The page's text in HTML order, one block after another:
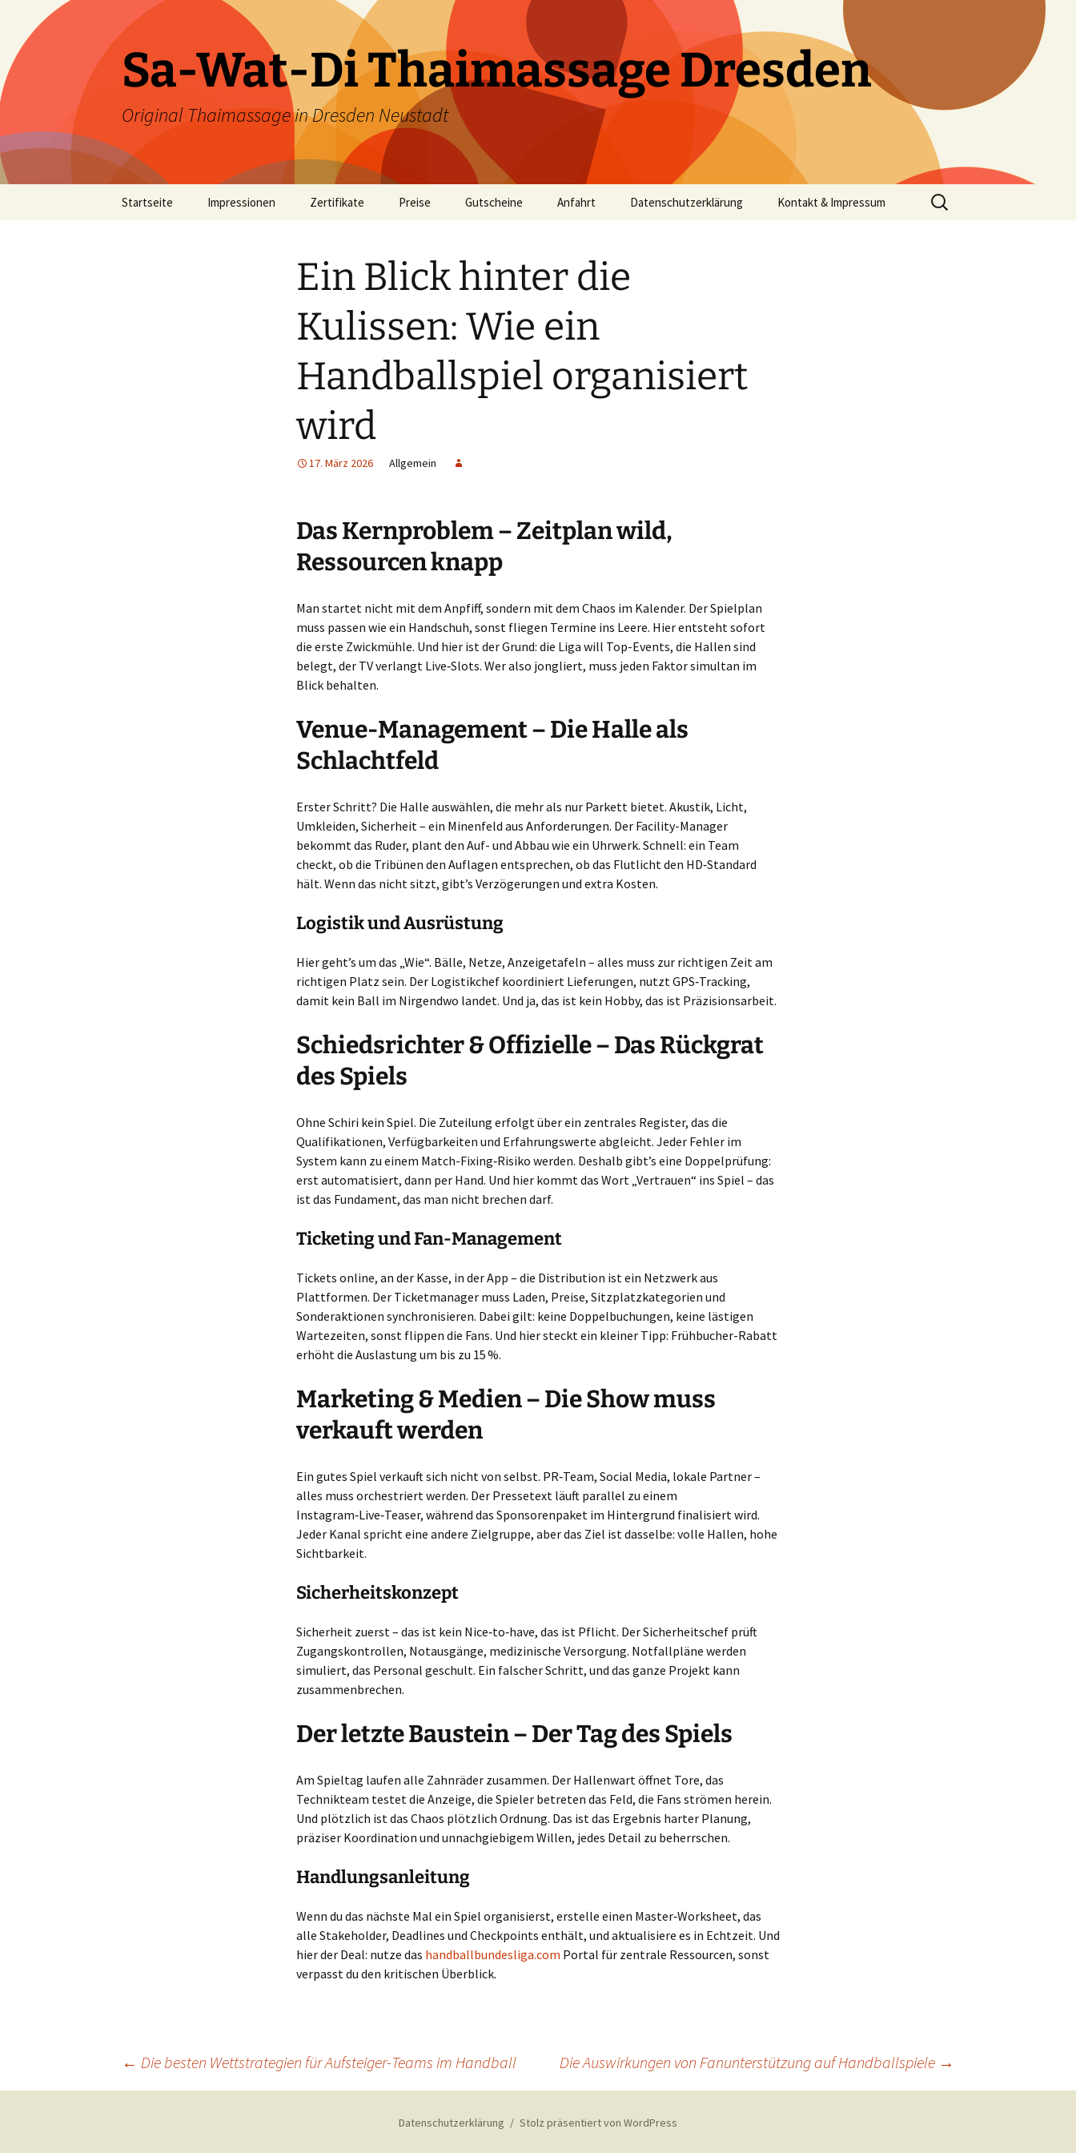
Inhalt
springen
Sa-Wat-Di Thaimassage Dresden
Original Thaimassage in Dresden Neustadt
Startseite Impressionen Zertifikate Preise Gutscheine Anfahrt Datenschutzerklärung Kontakt & Impressum
Suchen
nach:
Ein Blick hinter die
Kulissen: Wie ein
Handballspiel organisiert
wird
17. März 2026 Allgemein
Das Kernproblem – Zeitplan wild,
Ressourcen knapp
Man startet nicht mit dem Anpfiff, sondern mit dem Chaos im Kalender. Der Spielplan
muss passen wie ein Handschuh, sonst fliegen Termine ins Leere. Hier entsteht sofort
die erste Zwickmühle. Und hier ist der Grund: die Liga will Top-Events, die Hallen sind
belegt, der TV verlangt Live‑Slots. Wer also jongliert, muss jeden Faktor simultan im
Blick behalten.
Venue-Management – Die Halle als
Schlachtfeld
Erster Schritt? Die Halle auswählen, die mehr als nur Parkett bietet. Akustik, Licht,
Umkleiden, Sicherheit – ein Minenfeld aus Anforderungen. Der Facility-Manager
bekommt das Ruder, plant den Auf- und Abbau wie ein Uhrwerk. Schnell: ein Team
checkt, ob die Tribünen den Auflagen entsprechen, ob das Flutlicht den HD‑Standard
hält. Wenn das nicht sitzt, gibt’s Verzögerungen und extra Kosten.
Logistik und Ausrüstung
Hier geht’s um das „Wie“. Bälle, Netze, Anzeigetafeln – alles muss zur richtigen Zeit am
richtigen Platz sein. Der Logistikchef koordiniert Lieferungen, nutzt GPS‑Tracking,
damit kein Ball im Nirgendwo landet. Und ja, das ist kein Hobby, das ist Präzisionsarbeit.
Schiedsrichter & Offizielle – Das Rückgrat
des Spiels
Ohne Schiri kein Spiel. Die Zuteilung erfolgt über ein zentrales Register, das die
Qualifikationen, Verfügbarkeiten und Erfahrungswerte abgleicht. Jeder Fehler im
System kann zu einem Match-Fixing‑Risiko werden. Deshalb gibt’s eine Doppelprüfung:
erst automatisiert, dann per Hand. Und hier kommt das Wort „Vertrauen“ ins Spiel – das
ist das Fundament, das man nicht brechen darf.
Ticketing und Fan-Management
Tickets online, an der Kasse, in der App – die Distribution ist ein Netzwerk aus
Plattformen. Der Ticketmanager muss Laden, Preise, Sitzplatzkategorien und
Sonderaktionen synchronisieren. Dabei gilt: keine Doppelbuchungen, keine lästigen
Wartezeiten, sonst flippen die Fans. Und hier steckt ein kleiner Tipp: Frühbucher-Rabatt
erhöht die Auslastung um bis zu 15 %.
Marketing & Medien – Die Show muss
verkauft werden
Ein gutes Spiel verkauft sich nicht von selbst. PR‑Team, Social Media, lokale Partner –
alles muss orchestriert werden. Der Pressetext läuft parallel zu einem
Instagram‑Live‑Teaser, während das Sponsorenpaket im Hintergrund finalisiert wird.
Jeder Kanal spricht eine andere Zielgruppe, aber das Ziel ist dasselbe: volle Hallen, hohe
Sichtbarkeit.
Sicherheitskonzept
Sicherheit zuerst – das ist kein Nice‑to‑have, das ist Pflicht. Der Sicherheitschef prüft
Zugangskontrollen, Notausgänge, medizinische Versorgung. Notfallpläne werden
simuliert, das Personal geschult. Ein falscher Schritt, und das ganze Projekt kann
zusammenbrechen.
Der letzte Baustein – Der Tag des Spiels
Am Spieltag laufen alle Zahnräder zusammen. Der Hallenwart öffnet Tore, das
Technikteam testet die Anzeige, die Spieler betreten das Feld, die Fans strömen herein.
Und plötzlich ist das Chaos plötzlich Ordnung. Das ist das Ergebnis harter Planung,
präziser Koordination und unnachgiebigem Willen, jedes Detail zu beherrschen.
Handlungsanleitung
Wenn du das nächste Mal ein Spiel organisierst, erstelle einen Master‑Worksheet, das
alle Stakeholder, Deadlines und Checkpoints enthält, und aktualisiere es in Echtzeit. Und
hier der Deal: nutze das handballbundesliga.com Portal für zentrale Ressourcen, sonst
verpasst du den kritischen Überblick.
Beitragsnavigation
← Die besten Wettstrategien für Aufsteiger-Teams im Handball Die Auswirkungen von Fanunterstützung auf Handballspiele →
Datenschutzerklärung Stolz präsentiert von WordPress